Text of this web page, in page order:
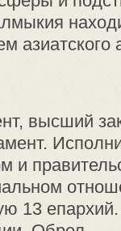
азиатского
высший
и
13